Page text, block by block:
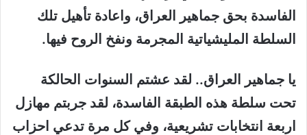
الفاسدة بحق جماهير العراق، واعادة تأهيل تلك
السلطة المليشياتية المجرمة ونفخ الروح فيها.
يا جماهير العراق.. لقد عشتم السنوات الحالكة
تحت سلطة هذه الطبقة الفاسدة، لقد جربتم مهازل
اربعة انتخابات تشريعية، وفي كل مرة تدعي احزاب